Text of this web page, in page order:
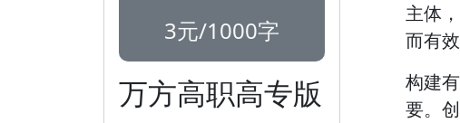
3元/1000字
万方高职高专版
主体
而有
构建
要。